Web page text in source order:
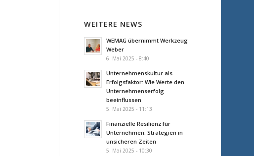
WEITERE NEWS
WEMAG übernimmt Werkzeug
Weber
6. Mai 2025 - 8:40
Unternehmenskultur als
Erfolgsfaktor: Wie Werte den
Unternehmenserfolg
beeinflussen
5. Mai 2025 - 11:13
Finanzielle Resilienz für
Unternehmen: Strategien in
unsicheren Zeiten
5. Mai 2025 - 10:30